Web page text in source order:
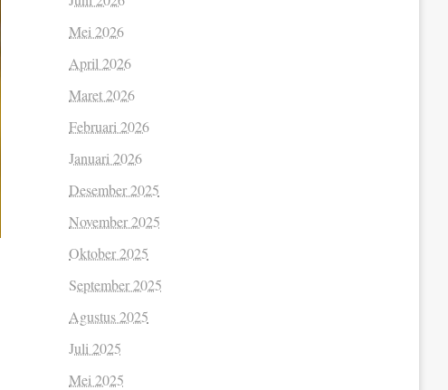
Mei 2026
April 2026
Maret 2026
Februari 2026
Januari 2026
Desember 2025
November 2025
Oktober 2025
September 2025
Agustus 2025
Juli 2025
Mei 2025